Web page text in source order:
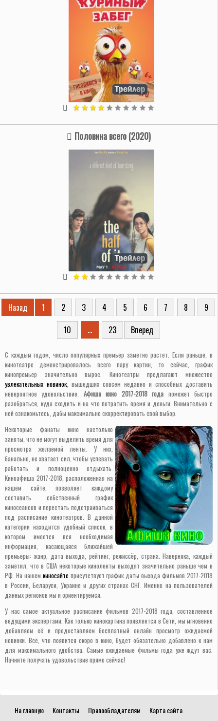
Половина всего (2020)
Назад 1 2 3 4 5 6 7 8
9
10
... 23 Вперед
С каждым годом, число популярных премьер заметно растет. Если раньше, в
кинотеатре демонстрировалось всего пару картин, то сейчас, график
кинопремьер значительно вырос. Кинотеатры предлагают множество
увлекательных новинок, вышедших совсем недавно и способных доставить
невероятное удовольствие. Афиша кино 2017-2018 года поможет быстро
разобраться, куда сходить и на что потратить время и деньги. Внимательно с
ней ознакомьтесь, дабы максимально скорректировать свой выбор.
Некоторые фанаты кино настолько
заняты, что не могут выделить время для
просмотра желаемой ленты. У них,
банально, не хватает сил, чтобы успевать
работать и полноценно отдыхать.
Киноафиша 2017-2018, расположенная на
нашем сайте, позволяет каждому
составить собственный график
киносеансов и перестать подстраиваться
под расписание кинотеатров. В данной
категории находится удобный список, в
котором имеется вся необходимая
информация, касающаяся ближайшей
премьеры: жанр, дата выхода, рейтинг, режиссёр, страна. Наверняка, каждый
заметил, что в США некоторые киноленты выходят значительно раньше чем в
РФ. На нашем киносайте присутствует график даты выхода фильмов 2017-2018
в России, Беларуси, Украине и других странах СНГ. Именно на пользователей
данных регионов мы и ориентируемся.
У нас самое актуальное расписание фильмов 2017-2018 года, составленное
ведущими экспертами. Как только кинокартина появляется в Сети, мы мгновенно
добавляем её и предоставляем бесплатный онлайн просмотр ожидаемой
новинки. Всё, что появится скоро в кино, будет обязательно добавлено к нам
для максимального удобства. Самые ожидаемые фильмы года уже ждут вас.
Начните получать удовольствие прямо сейчас!
На главную Контакты Правообладателям Карта сайта